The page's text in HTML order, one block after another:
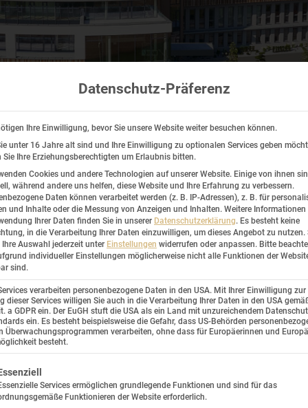
& Downloads
Gesundheitsresort GmbH Bad
Gesundheitsresort. Für Fragen stehen wir Ihnen gerne
Imagefolder herunterladen
Datenschutz-Präferenz
Ihre Einwilligung, bevor Sie unsere Website weiter besuchen können.
unter 16 Jahre alt sind und Ihre Einwilligung zu optionalen Services geben
Sie Ihre Erziehungsberechtigten um Erlaubnis bitten.
Cookies und andere Technologien auf unserer Website. Einige von ihnen
während andere uns helfen, diese Website und Ihre Erfahrung zu verbessern.
Daten können verarbeitet werden (z. B. IP-Adressen), z. B. für
und Inhalte oder die Messung von Anzeigen und Inhalten. Weitere Informationen
Ihrer Daten finden Sie in unserer Datenschutzerklärung. Es besteht keine
in die Verarbeitung Ihrer Daten einzuwilligen, um dieses Angebot zu nutzen.
Ihre Auswahl jederzeit unter Einstellungen widerrufen oder anpassen. Bitte
individueller Einstellungen möglicherweise nicht alle Funktionen der
sind.
verarbeiten personenbezogene Daten in den USA. Mit Ihrer Einwilligung zur
dieser Services willigen Sie auch in die Verarbeitung Ihrer Daten in den USA
a GDPR ein. Der EuGH stuft die USA als ein Land mit unzureichendem
ein. Es besteht beispielsweise die Gefahr, dass US-Behörden
Überwachungsprogrammen verarbeiten, ohne dass für Europäerinnen und
besteht.
eine Liste der Service-Gruppen, für die eine Einwilligung
Services ermöglichen grundlegende Funktionen und sind für das
Funktionieren der Website erforderlich.